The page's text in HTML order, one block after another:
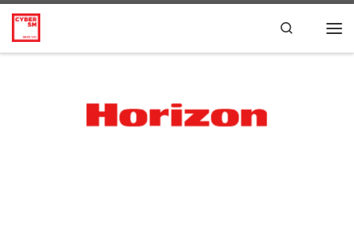
Skip to content Search